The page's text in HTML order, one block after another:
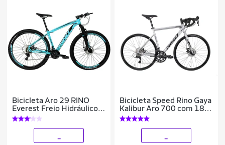
Bicicleta Aro 29 RINO
Everest Freio Hidráulico
Cambios Shimano 24v
Bicicleta Speed Rino Gaya
Kalibur Aro 700 com 18
Marchas – Freio a Disco –
Cubo Cassete